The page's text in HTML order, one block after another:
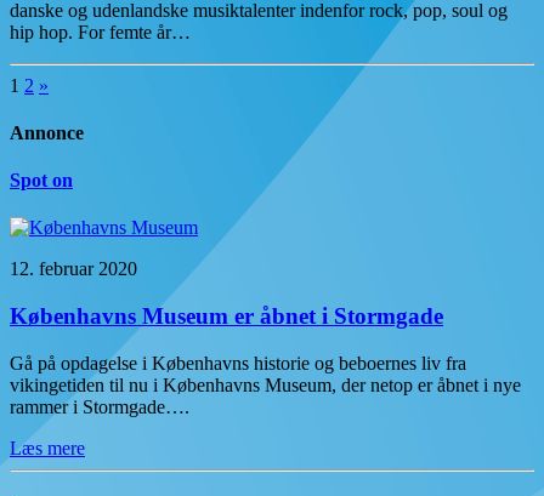
danske og udenlandske musiktalenter indenfor rock, pop, soul og
hip hop. For femte år…
1 2 »
Annonce
Spot on
12. februar 2020
Københavns Museum er åbnet i Stormgade
Gå på opdagelse i Københavns historie og beboernes liv fra
vikingetiden til nu i Københavns Museum, der netop er åbnet i nye
rammer i Stormgade….
Læs mere